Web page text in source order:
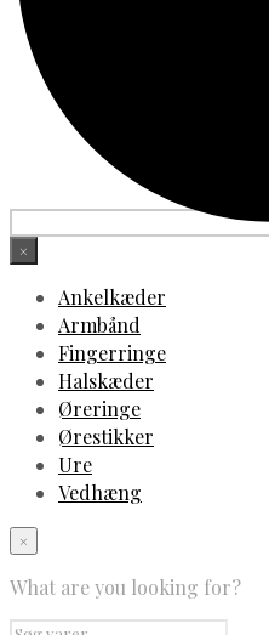
×
Ankelkæder
Armbånd
Fingerringe
Halskæder
Øreringe
Ørestikker
Ure
Vedhæng
×
What are you looking for?